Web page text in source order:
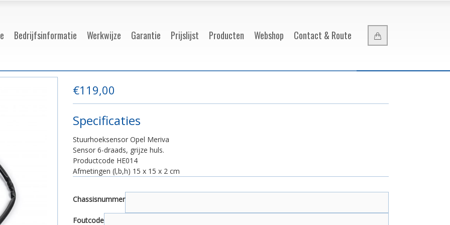
Bedrijfsinformatie Werkwijze Garantie Prijslijst Producten Webshop Contact & Route
€119,00
Specificaties
Stuurhoeksensor Opel Meriva
Sensor 6-draads, grijze huls.
Productcode HE014
Afmetingen (l,b,h) 15 x 15 x 2 cm
Chassisnummer
Foutcode